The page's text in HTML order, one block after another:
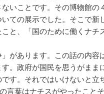
いことです。その博物館の
ての展示でした。そこで新
と、「国のために働くナチ
があります。この話の内容
。政府が国民を思うがまま
す。それではいけないと立
言葉はナチスがやったこと